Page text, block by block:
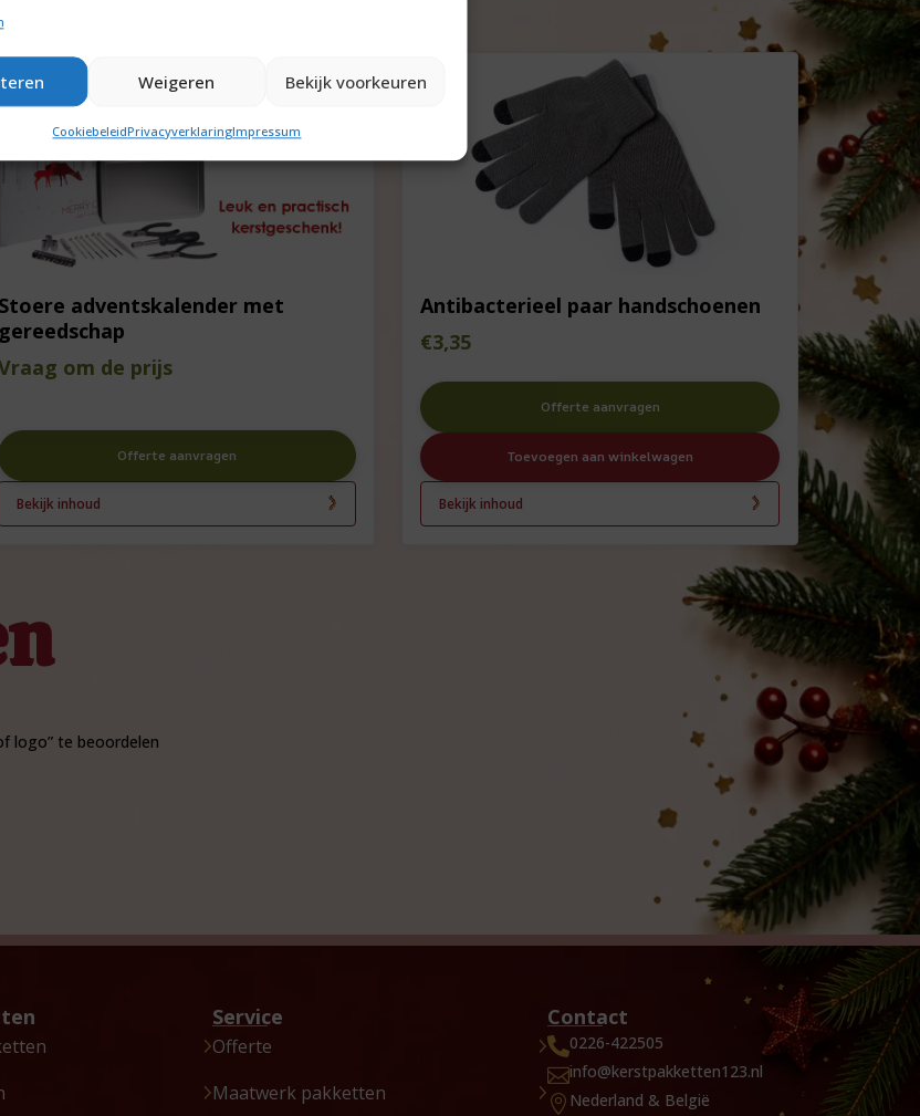
Weigeren Bekijk voorkeuren
CookiebeleidPrivacyverklaringImpressum
Stoere adventskalender met
gereedschap
om de prijs
Offerte aanvragen
Bekijk inhoud
Antibacterieel paar handschoenen
€3,35
Offerte aanvragen
Toevoegen aan winkelwagen
Bekijk inhoud
logo” te beoordelen
Service
Offerte
Maatwerk pakketten
Contact
0226-422505
info@kerstpakketten123.nl
 Nederland & België